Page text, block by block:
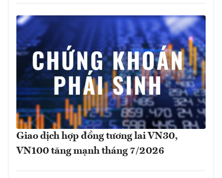
Giao dịch hợp đồng tương lai VN30,
VN100 tăng mạnh tháng 7/2026